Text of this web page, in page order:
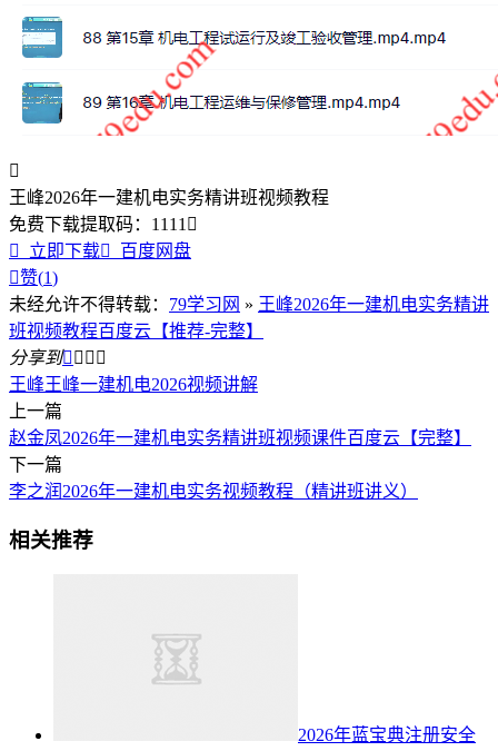

王峰2026年一建机电实务精讲班视频教程
免费下载提取码： 1111 

立即下载
百度网盘
赞(1)
未经允许不得转载： 79学习网 » 王峰2026年一建机电实务精讲
班视频教程百度云【推荐-完整】
分享到   
王峰王峰一建机电2026视频讲解
上一篇
赵金凤2026年一建机电实务精讲班视频课件百度云【完整】
下一篇
李之润2026年一建机电实务视频教程（精讲班讲义）
相关推荐
2026年蓝宝典注册安全